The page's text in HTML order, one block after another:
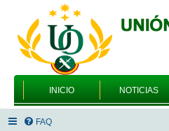
INICIO NOTICIAS
FAQ